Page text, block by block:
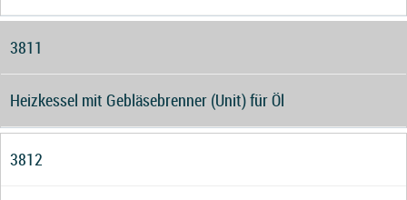
3811
Heizkessel mit Gebläsebrenner (Unit) für Öl
3812